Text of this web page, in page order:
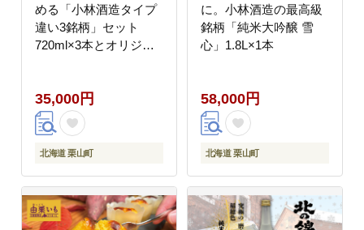
める「小林酒造タイプ
違い3銘柄」セット
720ml×3本とオリジナ
35,000円
北海道 栗山町
に。小林酒造の最高級
銘柄「純米大吟醸 雪
心」1.8L×1本
58,000円
北海道 栗山町